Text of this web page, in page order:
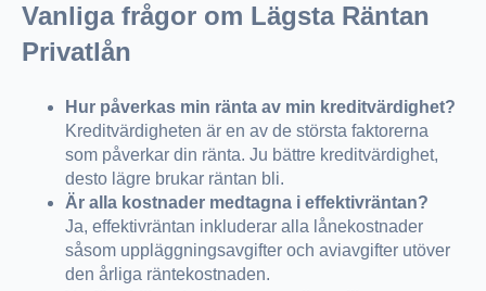
Vanliga frågor om Lägsta Räntan
Privatlån
Hur påverkas min ränta av min kreditvärdighet?
Kreditvärdigheten är en av de största faktorerna
som påverkar din ränta. Ju bättre kreditvärdighet,
desto lägre brukar räntan bli.
Är alla kostnader medtagna i effektivräntan?
Ja, effektivräntan inkluderar alla lånekostnader
såsom uppläggningsavgifter och aviavgifter utöver
den årliga räntekostnaden.